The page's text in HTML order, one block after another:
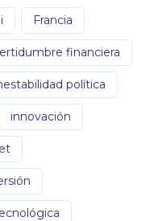
Francia
financiera
política
innovación